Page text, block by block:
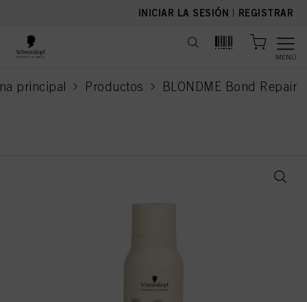
INICIAR LA SESIÓN | REGISTRAR
MENÚ
principal Productos BLONDME Bond Repair
current page